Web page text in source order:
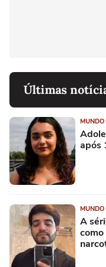
Últimas
MUNDO
após
MUNDO
A